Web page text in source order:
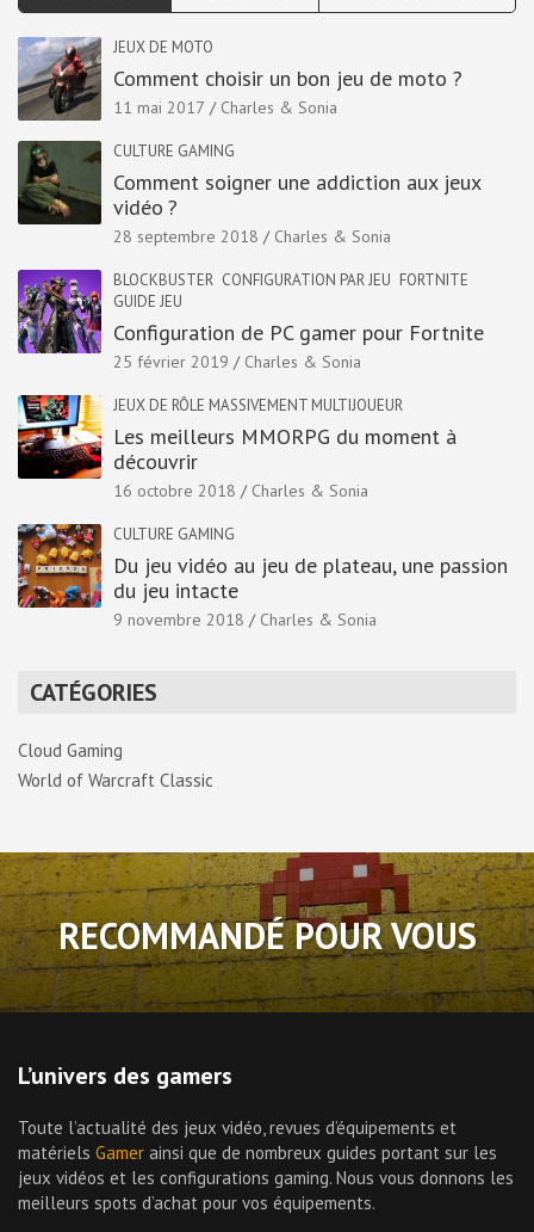
JEUX DE MOTO
Comment choisir un bon jeu de moto ?
11 mai 2017 Charles & Sonia
CULTURE GAMING
Comment soigner une addiction aux jeux
vidéo ?
28 septembre 2018 Charles & Sonia
BLOCKBUSTER CONFIGURATION PAR JEU FORTNITE
GUIDE JEU
Configuration de PC gamer pour Fortnite
25 février 2019 Charles & Sonia
JEUX DE RÔLE MASSIVEMENT MULTIJOUEUR
Les meilleurs MMORPG du moment à
découvrir
16 octobre 2018 Charles & Sonia
CULTURE GAMING
Du jeu vidéo au jeu de plateau, une passion
du jeu intacte
9 novembre 2018 Charles & Sonia
CATÉGORIES
Cloud Gaming
World of Warcraft Classic
RECOMMANDÉ POUR VOUS
L’univers des gamers
Toute l’actualité des jeux vidéo, revues d’équipements et
matériels Gamer ainsi que de nombreux guides portant sur les
jeux vidéos et les configurations gaming. Nous vous donnons les
meilleurs spots d’achat pour vos équipements.